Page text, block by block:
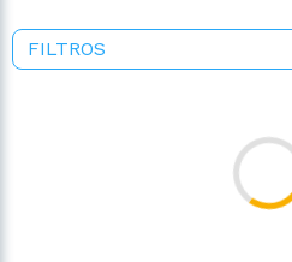
FILTROS